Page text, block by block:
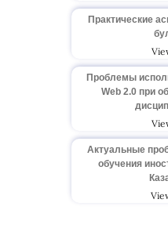
Практические
Проблемы
Web 2.0 при
Актуальные
обучения